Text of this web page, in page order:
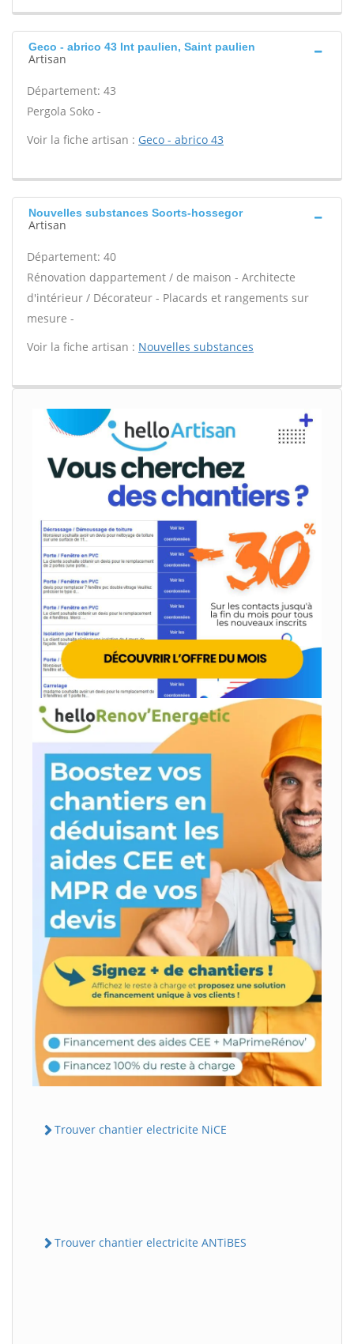
Geco - abrico 43 Int paulien, Saint paulien
Artisan
Département: 43
Pergola Soko -
Voir la fiche artisan : Geco - abrico 43
Nouvelles substances Soorts-hossegor
Artisan
Département: 40
Rénovation dappartement / de maison - Architecte
d'intérieur / Décorateur - Placards et rangements sur
mesure -
Voir la fiche artisan : Nouvelles substances
Trouver chantier electricite NiCE
Trouver chantier electricite ANTiBES